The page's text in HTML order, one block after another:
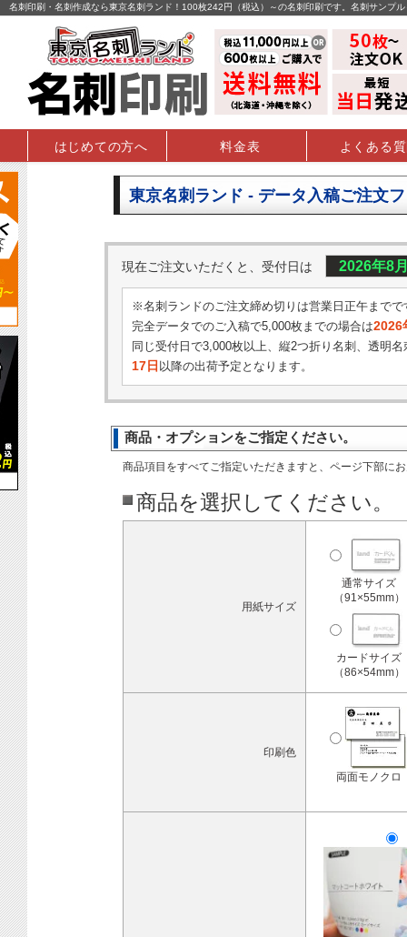
名刺印刷・名刺作成なら東京名刺ランド！100枚242円（税込）～の名刺印刷です。名刺サンプ
はじめての方へ 料金表 よくある
東京名刺ランド - データ入稿ご注文
現在ご注文いただくと、受付日は 2026年8
※名刺ランドのご注文締め切りは営業日正午までで
完全データでのご入稿で5,000枚までの場合は2026
同じ受付日で3,000枚以上、縦2つ折り名刺、透明名
17日 以降の出荷予定となります。
商品・オプションをご指定ください。
商品項目をすべてご指定いただきますと、ページ下部に
商品を選択してください。
用紙サイズ
通常サイズ
（91×55mm）
カードサイズ
（86×54mm）
印刷色
両面モノクロ